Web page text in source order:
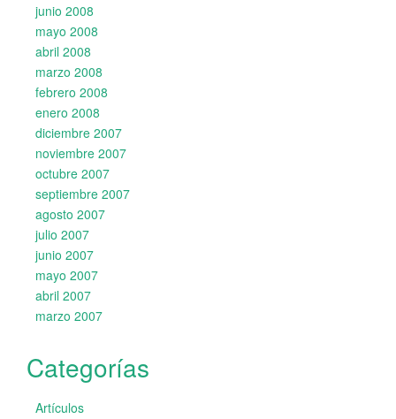
junio 2008
mayo 2008
abril 2008
marzo 2008
febrero 2008
enero 2008
diciembre 2007
noviembre 2007
octubre 2007
septiembre 2007
agosto 2007
julio 2007
junio 2007
mayo 2007
abril 2007
marzo 2007
Categorías
Artículos